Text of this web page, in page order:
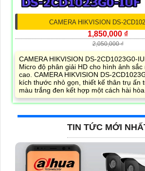
CAMERA HIKVISION DS-
1,850,000 ₫
2,050,000 ₫
CAMERA HIKVISION DS-2CD1023G0-
Micro độ phân giải HD cho hình ảnh
cao. CAMERA HIKVISION DS-
kích thước nhỏ gọn, thiết kế thân trụ ấn
màu trắng đen kết hợp một cách hài hòa
TIN TỨC MỚI